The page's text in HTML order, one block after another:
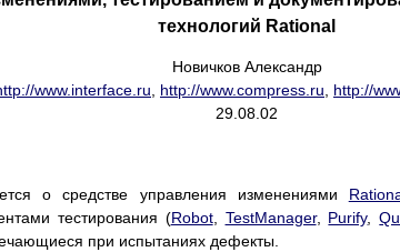
технологий Rational
Новичков Александр
www.interface.ru
http://www.compress.ru
http://
29.08.02
о средстве управления изменениями
тестирования (Robot, TestManager, Purify,
при испытаниях дефекты.